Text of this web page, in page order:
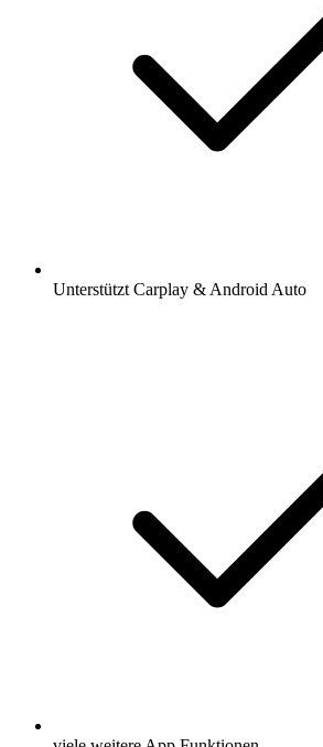
Unterstützt Carplay & Android Auto